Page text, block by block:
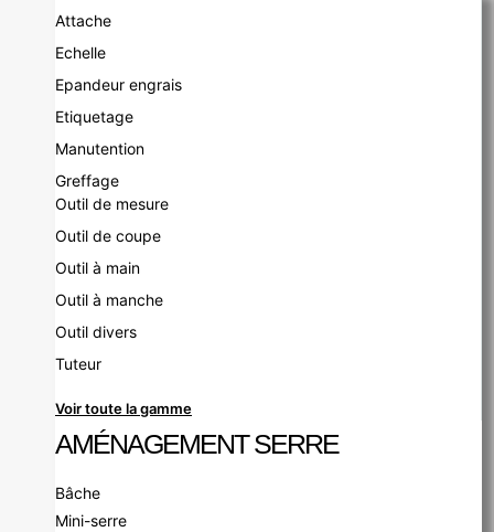
Attache
Echelle
Epandeur engrais
Etiquetage
Manutention
Greffage
Outil de mesure
Outil de coupe
Outil à main
Outil à manche
Outil divers
Tuteur
Voir toute la gamme
AMÉNAGEMENT SERRE
Bâche
Mini-serre